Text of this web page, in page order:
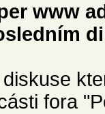
www
fora